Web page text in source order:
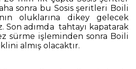
sonra bu Sosis şeritleri Boili
oluklarına dikey gelecek
adımda tahtayı kapatarak
sürme işleminden sonra Boili
almış olacaktır.